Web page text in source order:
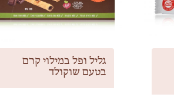
גליל ופל במילוי קרם
בטעם שוקולד